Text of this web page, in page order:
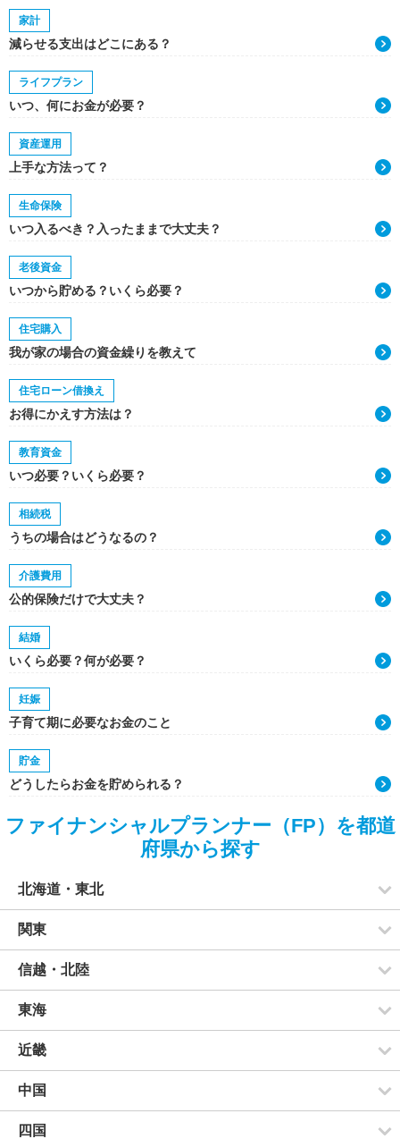
家計
減らせる支出はどこにある？
ライフプラン
いつ、何にお金が必要？
資産運用
上手な方法って？
生命保険
いつ入るべき？入ったままで大丈夫？
老後資金
いつから貯める？いくら必要？
住宅購入
我が家の場合の資金繰りを教えて
住宅ローン借換え
お得にかえす方法は？
教育資金
いつ必要？いくら必要？
相続税
うちの場合はどうなるの？
介護費用
公的保険だけで大丈夫？
結婚
いくら必要？何が必要？
妊娠
子育て期に必要なお金のこと
貯金
どうしたらお金を貯められる？
ファイナンシャルプランナー（FP）を都道
府県から探す
北海道・東北
関東
信越・北陸
東海
近畿
中国
四国